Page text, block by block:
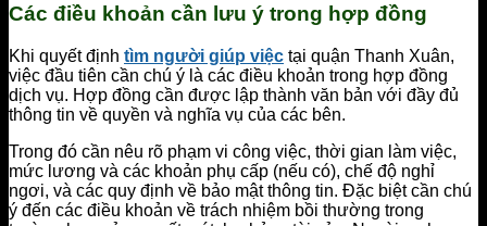
Các điều khoản cần lưu ý trong hợp đồng
Khi quyết định tìm người giúp việc tại quận Thanh Xuân,
việc đầu tiên cần chú ý là các điều khoản trong hợp đồng
dịch vụ. Hợp đồng cần được lập thành văn bản với đầy đủ
thông tin về quyền và nghĩa vụ của các bên.
Trong đó cần nêu rõ phạm vi công việc, thời gian làm việc,
mức lương và các khoản phụ cấp (nếu có), chế độ nghỉ
ngơi, và các quy định về bảo mật thông tin. Đặc biệt cần chú
ý đến các điều khoản về trách nhiệm bồi thường trong